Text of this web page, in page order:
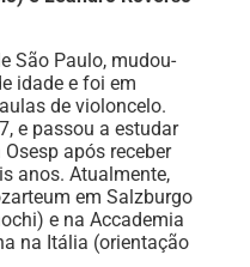
São Paulo, mudou-
idade e foi em
de violoncelo.
e passou a estudar
após receber
anos. Atualmente,
em Salzburgo
e na Accademia
na Itália (orientação